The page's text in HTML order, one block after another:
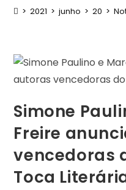
> 2021 > junho > 20 >
Simone
Freire
vencedoras
Toca